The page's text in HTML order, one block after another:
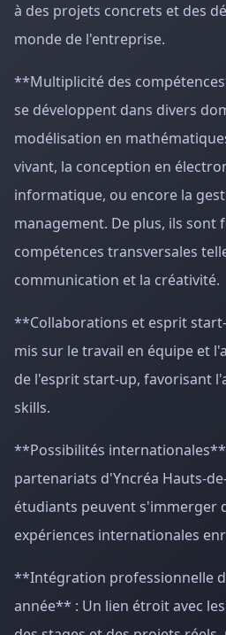
à des projets concrets et des
monde de l'entreprise.
**Multiplicité des
se développent dans divers
modélisation en
vivant, la conception en
informatique, ou encore la
management. De plus, ils sont
compétences transversales
communication et la créativité.
**Collaborations et esprit
mis sur le travail en équipe et
de l'esprit start-up, favorisant
skills.
**Possibilités internationales**
partenariats d'Yncréa Hauts-
étudiants peuvent s'immerger
expériences internationales
**Intégration professionnelle
année** : Un lien étroit avec